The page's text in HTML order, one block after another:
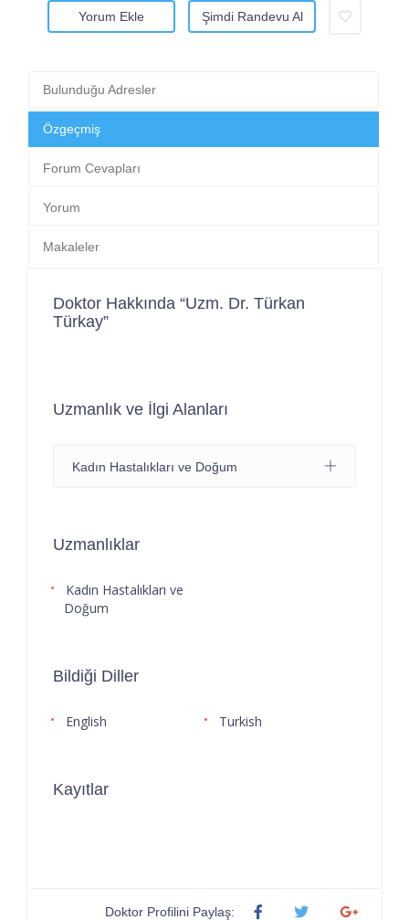
Yorum Ekle Şimdi Randevu Al
Bulunduğu Adresler
Özgeçmiş
Forum Cevapları
Yorum
Makaleler
Doktor Hakkında “Uzm. Dr. Türkan
Türkay”
Uzmanlık ve İlgi Alanları
Kadın Hastalıkları ve Doğum
Uzmanlıklar
Kadın Hastalıkları ve
Doğum
Bildiği Diller
English Turkish
Kayıtlar
Doktor Profilini Paylaş: